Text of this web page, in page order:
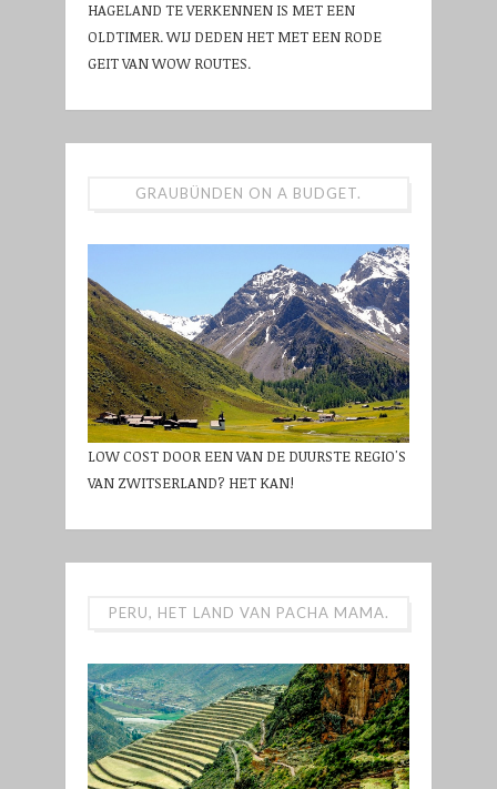
HAGELAND TE VERKENNEN IS MET EEN
OLDTIMER. WIJ DEDEN HET MET EEN RODE
GEIT VAN WOW ROUTES.
GRAUBÜNDEN ON A BUDGET.
LOW COST DOOR EEN VAN DE DUURSTE REGIO'S
VAN ZWITSERLAND? HET KAN!
PERU, HET LAND VAN PACHA MAMA.